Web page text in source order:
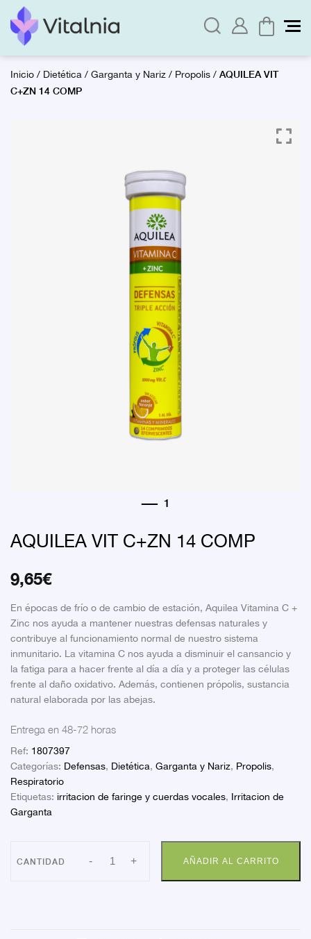
Inicio/ Dietética/Garganta y Nariz/ Propolis/ AQUILEA VIT
C+ZN 14 COMP
AQUILEA VIT C+ZN 14 COMP
9,65€
En épocas de frío o de cambio de estación, Aquilea Vitamina C +
Zinc nos ayuda a mantener nuestras defensas naturales y
contribuye al funcionamiento normal de nuestro sistema
inmunitario. La vitamina C nos ayuda a disminuir el cansancio y
la fatiga para a hacer frente al día a día y a proteger las células
frente al daño oxidativo. Además, contienen própolis, sustancia
natural elaborada por las abejas.
Entrega en 48-72 horas
Ref: 1807397
Categorías: Defensas, Dietética, Garganta y Nariz, Propolis,
Respiratorio
Etiquetas: irritacion de faringe y cuerdas vocales, Irritacion de
Garganta
- AQUILEA
VIT + AÑADIR AL CARRITO